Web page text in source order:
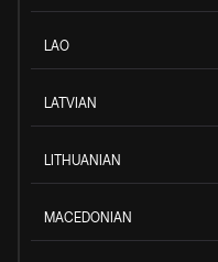
LAO
LATVIAN
LITHUANIAN
MACEDONIAN